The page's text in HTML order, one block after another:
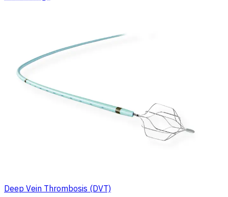
Deep Vein Thrombosis (DVT)